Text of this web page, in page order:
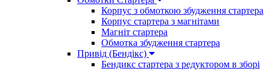
Корпус з обмоткою збудження стартера
Корпус стартера з магнітами
Магніт стартера
Обмотка збудження стартера
Привід (Бендікс)
Бендикс стартера з редуктором в зборі